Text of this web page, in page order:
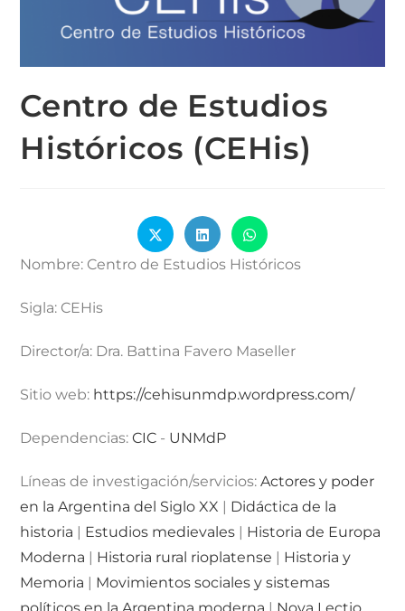
Centro de Estudios
Históricos (CEHis)
Nombre: Centro de Estudios Históricos
Sigla: CEHis
Director/a: Dra. Battina Favero Maseller
Sitio web: https://cehisunmdp.wordpress.com/
Dependencias:CIC - UNMdP
Líneas de investigación/servicios:Actores y poder
en la Argentina del Siglo XX
Didáctica de la
historia
Estudios medievales
Historia de Europa
Moderna
Historia rural rioplatense
Historia y
Memoria
Movimientos sociales y sistemas